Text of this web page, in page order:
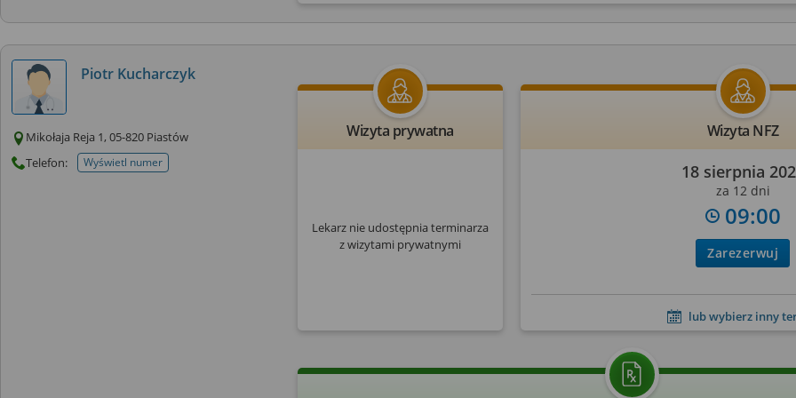
Piotr Kucharczyk
Mikołaja Reja 1, 05-820 Piastów
Telefon:
Wyświetl numertelefonu do placowki
Wizyta prywatna
Lekarz nie udostępnia terminarza
z wizytami prywatnymi
Wizyta NFZ
18 sierpnia
za 12 dni
09:00
Zarezerwuj
lub wybierz inny